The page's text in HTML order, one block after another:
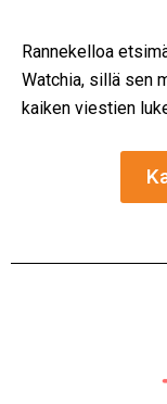
Rannekelloa
Watchia, sillä sen
kaiken viestien